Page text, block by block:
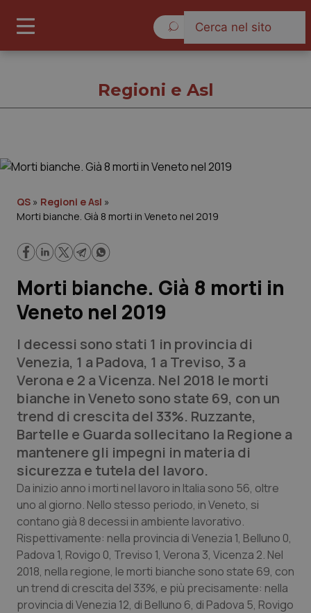
Cronache
Lavoro e Professioni
Scienza e Farmaci
Studi e Analisi
Lettere al direttore
Edizioni Regionali
QS Pro
Professionisti Sanitari.AI
Abruzzo
Basilicata
QS Pro Gold
Artrite & artrosi
QS Club Newsletter
Regioni e Asl
QS » Regioni e Asl »
Morti bianche. Già 8 morti in Veneto nel 2019
Morti bianche. Già 8 morti in
Veneto nel 2019
I decessi sono stati 1 in provincia di
Venezia, 1 a Padova‎, 1 a Treviso, 3 a
Verona e 2 a Vicenza. Nel 2018 le morti
bianche in Veneto sono state 69, con un
trend di crescita del 33%. Ruzzante,
Bartelle e Guarda sollecitano la Regione a
mantenere gli impegni in materia di
sicurezza e tutela del lavoro.
Da inizio anno i morti nel lavoro in Italia sono 56, oltre
uno al giorno. Nello stesso periodo, in Veneto, si
contano già 8 decessi in ambiente lavorativo.
Rispettivamente: nella provincia di Venezia 1, Belluno 0,
Padova‎ 1, Rovigo 0, Treviso 1, Verona 3, Vicenza 2. Nel
2018, nella regione, le morti bianche sono state 69, con
un trend di crescita del 33%, e più precisamente: nella
provincia di Venezia 12, di Belluno 6, di Padova‎ 5, Rovigo